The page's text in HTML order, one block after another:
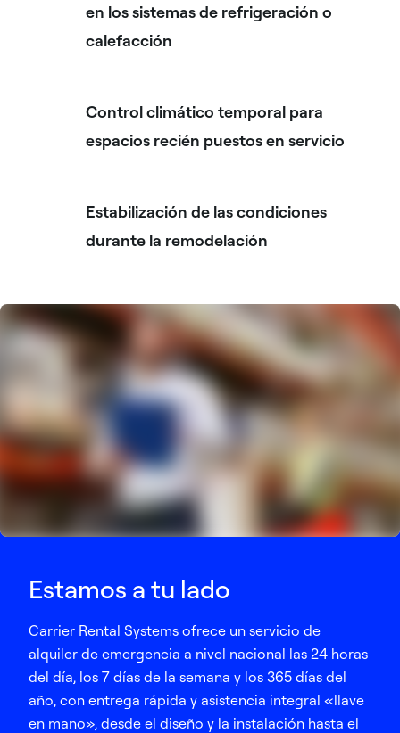
en los sistemas de refrigeración o
calefacción
Control climático temporal para
espacios recién puestos en servicio
Estabilización de las condiciones
durante la remodelación
Estamos a tu lado
Carrier Rental Systems ofrece un servicio de
alquiler de emergencia a nivel nacional las 24 horas
del día, los 7 días de la semana y los 365 días del
año, con entrega rápida y asistencia integral «llave
en mano», desde el diseño y la instalación hasta el